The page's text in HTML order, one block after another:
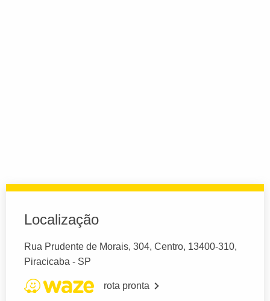
Localização
Rua Prudente de Morais, 304, Centro, 13400-310,
Piracicaba - SP
rota pronta